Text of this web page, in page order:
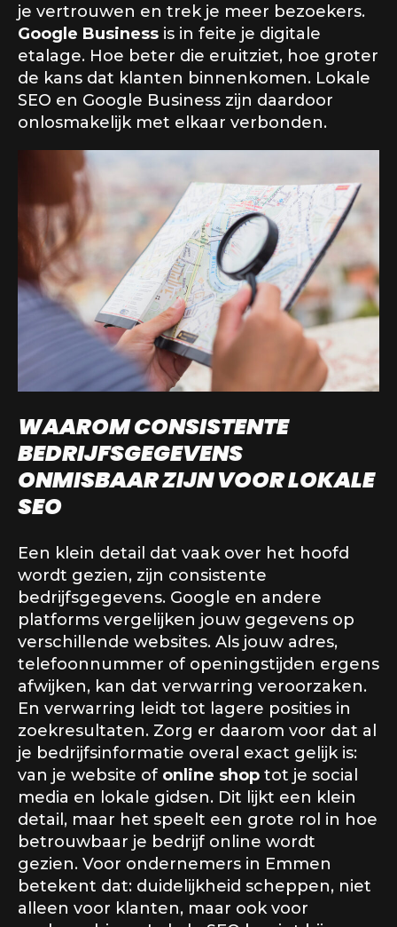
je vertrouwen en trek je meer bezoekers.
Google Business is in feite je digitale
etalage. Hoe beter die eruitziet, hoe groter
de kans dat klanten binnenkomen. Lokale
SEO en Google Business zijn daardoor
onlosmakelijk met elkaar verbonden.
WAAROM CONSISTENTE
BEDRIJFSGEGEVENS
ONMISBAAR ZIJN VOOR LOKALE
SEO
Een klein detail dat vaak over het hoofd
wordt gezien, zijn consistente
bedrijfsgegevens. Google en andere
platforms vergelijken jouw gegevens op
verschillende websites. Als jouw adres,
telefoonnummer of openingstijden ergens
afwijken, kan dat verwarring veroorzaken.
En verwarring leidt tot lagere posities in
zoekresultaten. Zorg er daarom voor dat al
je bedrijfsinformatie overal exact gelijk is:
van je website of online shop tot je social
media en lokale gidsen. Dit lijkt een klein
detail, maar het speelt een grote rol in hoe
betrouwbaar je bedrijf online wordt
gezien. Voor ondernemers in Emmen
betekent dat: duidelijkheid scheppen, niet
alleen voor klanten, maar ook voor